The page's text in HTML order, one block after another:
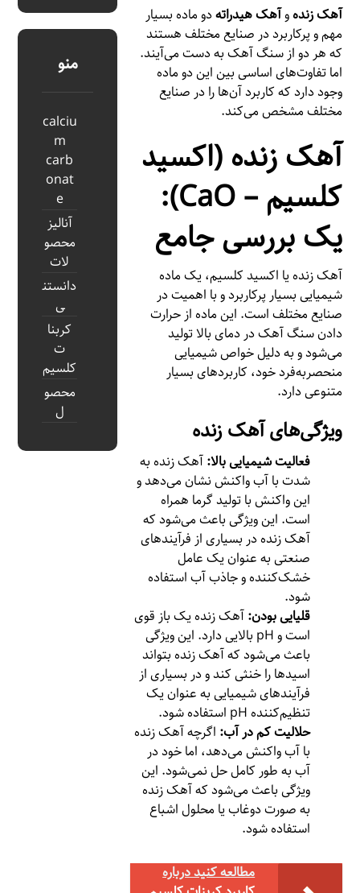
آهک زندهوآهک هیدراتهدو ماده بسیار
مهم و پرکاربرد در صنایع مختلف هستند
که هر دو از سنگ آهک به دست می‌آیند.
اما تفاوت‌های اساسی بین این دو ماده
وجود دارد که کاربرد آن‌ها را در صنایع
مختلف مشخص می‌کند.
آهک زنده (اکسید
کلسیم – CaO):
یک بررسی جامع
آهک زنده یا اکسید کلسیم، یک ماده
شیمیایی بسیار پرکاربرد و با اهمیت در
صنایع مختلف است. این ماده از حرارت
دادن سنگ آهک در دمای بالا تولید
می‌شود و به دلیل خواص شیمیایی
منحصربه‌فرد خود، کاربردهای بسیار
متنوعی دارد.
ویژگی‌های آهک زنده
فعالیت شیمیایی بالا:آهک زنده به
شدت با آب واکنش نشان می‌دهد و
این واکنش با تولید گرما همراه
است. این ویژگی باعث می‌شود که
آهک زنده در بسیاری از فرآیندهای
صنعتی به عنوان یک عامل
خشک‌کننده و جاذب آب استفاده
شود.
قلیایی بودن:آهک زنده یک باز قوی
است و pH بالایی دارد. این ویژگی
باعث می‌شود که آهک زنده بتواند
اسیدها را خنثی کند و در بسیاری از
فرآیندهای شیمیایی به عنوان یک
تنظیم‌کننده pH استفاده شود.
حلالیت کم در آب: اگرچه آهک زنده
با آب واکنش می‌دهد، اما خود در
آب به طور کامل حل نمی‌شود. این
ویژگی باعث می‌شود که آهک زنده
به صورت دوغاب یا محلول اشباع
استفاده شود.
مطالعه کنید درباره‌
منو
calciu
m
carb
onat
e
آنالیز
محصو
لات
دانستن
ی
کربنا
ت
کلسیم
محصو
ل